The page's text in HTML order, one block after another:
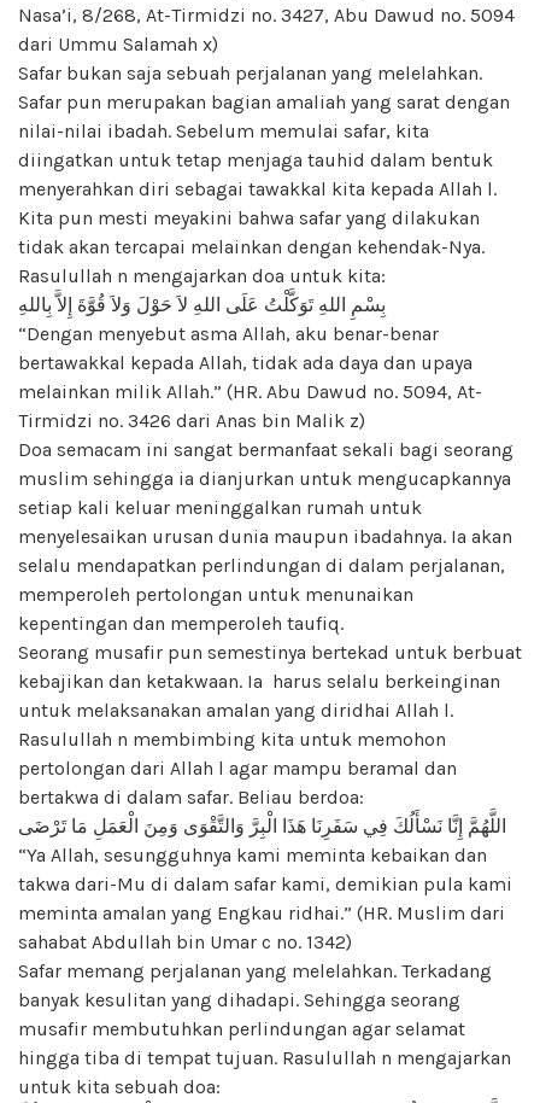
Nasa’i, 8/268, At-Tirmidzi no. 3427, Abu Dawud no. 5094
dari Ummu Salamah x)
Safar bukan saja sebuah perjalanan yang melelahkan.
Safar pun merupakan bagian amaliah yang sarat dengan
nilai-nilai ibadah. Sebelum memulai safar, kita
diingatkan untuk tetap menjaga tauhid dalam bentuk
menyerahkan diri sebagai tawakkal kita kepada Allah l.
Kita pun mesti meyakini bahwa safar yang dilakukan
tidak akan tercapai melainkan dengan kehendak-Nya.
Rasulullah n mengajarkan doa untuk kita:
بِسْمِ اللهِ تَوَكَّلْتُ عَلَى اللهِ لاَ حَوْلَ وَلاَ قُوَّةَ إِلاَّ بِاللهِ
“Dengan menyebut asma Allah, aku benar-benar
bertawakkal kepada Allah, tidak ada daya dan upaya
melainkan milik Allah.” (HR. Abu Dawud no. 5094, At-
Tirmidzi no. 3426 dari Anas bin Malik z)
Doa semacam ini sangat bermanfaat sekali bagi seorang
muslim sehingga ia dianjurkan untuk mengucapkannya
setiap kali keluar meninggalkan rumah untuk
menyelesaikan urusan dunia maupun ibadahnya. Ia akan
selalu mendapatkan perlindungan di dalam perjalanan,
memperoleh pertolongan untuk menunaikan
kepentingan dan memperoleh taufiq.
Seorang musafir pun semestinya bertekad untuk berbuat
kebajikan dan ketakwaan. Ia harus selalu berkeinginan
untuk melaksanakan amalan yang diridhai Allah l.
Rasulullah n membimbing kita untuk memohon
pertolongan dari Allah l agar mampu beramal dan
bertakwa di dalam safar. Beliau berdoa:
اللَّهُمَّ إِنَّا نَسْأَلُكَ فِي سَفَرِنَا هَذَا الْبِرَّ وَالتَّقْوَى وَمِنَ الْعَمَلِ مَا تَرْضَى
“Ya Allah, sesungguhnya kami meminta kebaikan dan
takwa dari-Mu di dalam safar kami, demikian pula kami
meminta amalan yang Engkau ridhai.” (HR. Muslim dari
sahabat Abdullah bin Umar c no. 1342)
Safar memang perjalanan yang melelahkan. Terkadang
banyak kesulitan yang dihadapi. Sehingga seorang
musafir membutuhkan perlindungan agar selamat
hingga tiba di tempat tujuan. Rasulullah n mengajarkan
untuk kita sebuah doa: